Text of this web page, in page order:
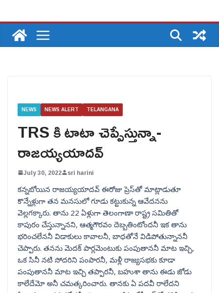
NEWS NEWS ALERT TELANGANA
TRS కి టాటా చెప్పేస్తున్నా-
రాజయ్యయాదవ్
July 30, 2022 sri harini
కన్నబోయిన రాజయ్యయాదవ్ ఈరోజు ప్రెస్‌తో మాట్లాడుతూ
కొన్నేళ్లుగా తన మనసులో గూడు కట్టుకున్న ఆవేదనను
వెల్లగక్కారు. తాను 22 ఏళ్లుగా తెలంగాణా రాష్ట్ర సమితితో
కాపురం చేస్తున్నానని, ఆత్మగౌరవం దెబ్బతింటోందనీ ఇక తాను
భరించలేననీ విడాకులు కావాలనీ, బాధతోనే విడిపోతున్నాననీ
చెప్పారు. తనను మెదక్ పార్లమెంటుకు పంపుతాననీ మాట ఇచ్చి,
ఒక సినీ నటి సోదరిని పంపారనీ, మళ్లీ రాజ్యసభకు కూడా
పంపుతాననీ మాట ఇచ్చి తప్పారనీ, బహుశా తాను ఈడు జోడు
కాలేదేమో అనీ చమత్కరించారు. తానకు ఏ పదవీ రాలేదని